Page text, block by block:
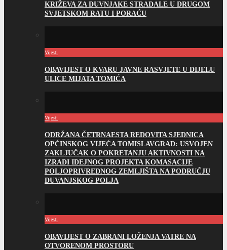
KRIŽEVA ZA DUVNJAKE STRADALE U DRUGOM
SVJETSKOM RATU I PORAĆU
Vijesti
OBAVIJEST O KVARU JAVNE RASVJETE U DIJELU
ULICE MIJATA TOMIĆA
Vijesti
ODRŽANA ČETRNAESTA REDOVITA SJEDNICA
OPĆINSKOG VIJEĆA TOMISLAVGRAD: USVOJEN
ZAKLJUČAK O POKRETANJU AKTIVNOSTI NA
IZRADI IDEJNOG PROJEKTA KOMASACIJE
POLJOPRIVREDNOG ZEMLJIŠTA NA PODRUČJU
DUVANJSKOG POLJA
Vijesti
OBAVIJEST O ZABRANI LOŽENJA VATRE NA
OTVORENOM PROSTORU